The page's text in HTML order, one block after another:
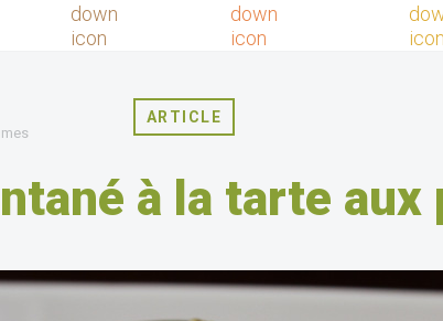
ARTICLE
à la tarte aux